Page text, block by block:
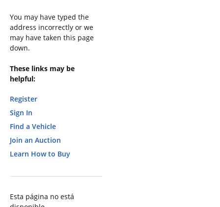
You may have typed the
address incorrectly or we
may have taken this page
down.
These links may be
helpful:
Register
Sign In
Find a Vehicle
Join an Auction
Learn How to Buy
Esta página no está